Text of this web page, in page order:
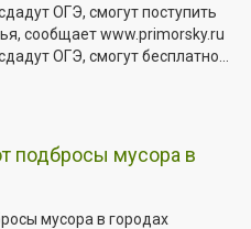
ОГЭ, смогут поступить
сообщает www.primorsky.ru
ОГЭ, смогут бесплатно...
подбросы мусора в
мусора в городах